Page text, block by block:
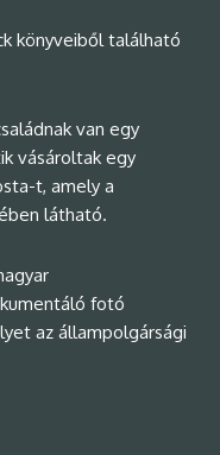
könyveiből található
van egy
vásároltak egy
t, amely a
látható.
fotó
az állampolgársági